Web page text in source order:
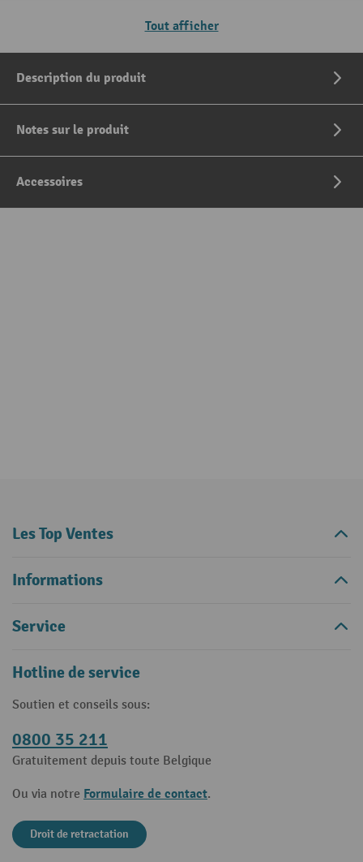
Tout afficher
Description du produit
Notes sur le produit
Accessoires
Les Top Ventes
Informations
Service
Hotline de service
Soutien et conseils sous:
0800 35 211
Gratuitement depuis toute Belgique
Ou via notre Formulaire de contact.
Droit de retractation